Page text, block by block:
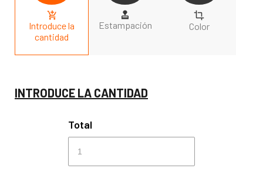
Introduce la
cantidad
Estampación Color
INTRODUCE LA CANTIDAD
Total